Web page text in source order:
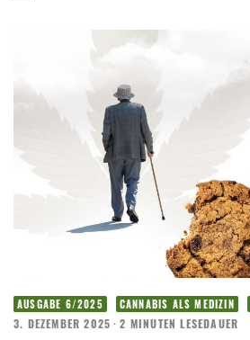
AUSGABE 6/2025 CANNABIS ALS MEDIZIN
3. DEZEMBER 2025 · 2 MINUTEN LESEDAUER